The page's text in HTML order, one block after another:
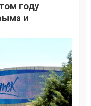
году
и